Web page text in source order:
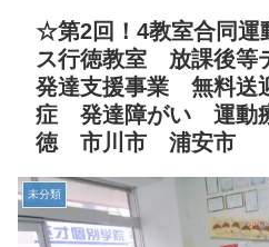
☆第2回！4教室合同運
ス行徳教室 放課後等
発達支援事業 無料
症 発達障がい 運
徳 市川市 浦安市
未分類